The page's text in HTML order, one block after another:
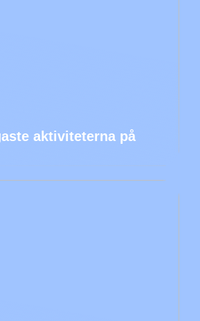
aktiviteterna på